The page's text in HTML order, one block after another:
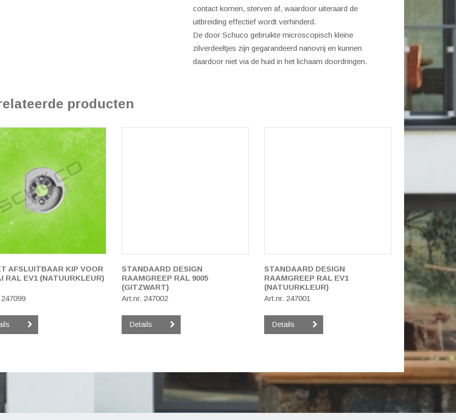
contact komen, sterven af, waardoor uiteraard de
uitbreiding effectief wordt verhinderd.
De door Schuco gebruikte microscopisch kleine
zilverdeeltjes zijn gegarandeerd nanovrij en kunnen
daardoor niet via de huid in het lichaam doordringen.
producten
AFSLUITBAAR KIP VOOR
RAL EV1 (NATUURKLEUR)
STANDAARD DESIGN
RAAMGREEP RAL 9005
(GITZWART)
Art.nr. 247002
Details
STANDAARD DESIGN
RAAMGREEP RAL EV1
(NATUURKLEUR)
Art.nr. 247001
Details